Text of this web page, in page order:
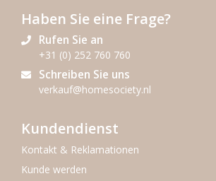
Haben Sie eine Frage?
Rufen Sie an
+31 (0) 252 760 760
Schreiben Sie uns
verkauf@homesociety.nl
Kundendienst
Kontakt & Reklamationen
Kunde werden